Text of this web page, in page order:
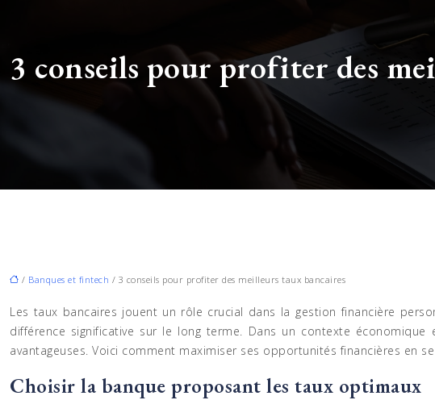
3 conseils pour profiter des
/ Banques et fintech / 3 conseils pour profiter des meilleurs taux bancaires
Les taux bancaires jouent un rôle crucial dans la gestion financière
différence significative sur le long terme. Dans un contexte
avantageuses. Voici comment maximiser ses opportunités financières en
Choisir la banque proposant les taux optimaux